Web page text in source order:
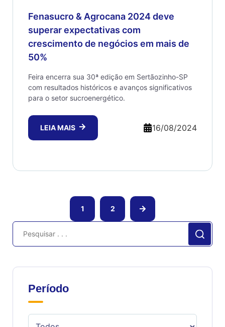
Fenasucro & Agrocana 2024 deve
superar expectativas com
crescimento de negócios em mais de
50%
Feira encerra sua 30ª edição em Sertãozinho-SP
com resultados históricos e avanços significativos
para o setor sucroenergético.
LEIA MAIS 16/08/2024
1 2
Período